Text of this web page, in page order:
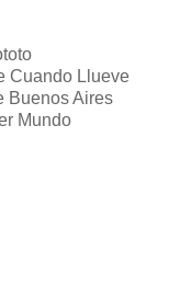
Cuando Llueve
Buenos Aires
Mundo